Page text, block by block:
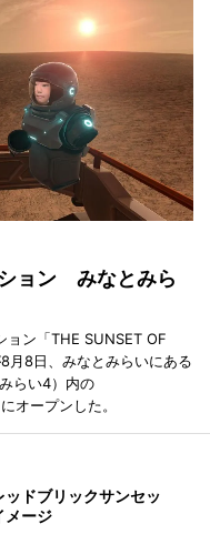
ョン みなとみら
ョン「THE SUNSET OF
月8日、みなとみらいにある
らい4）内の
オープンした。
ドブリックサンセッ
メージ